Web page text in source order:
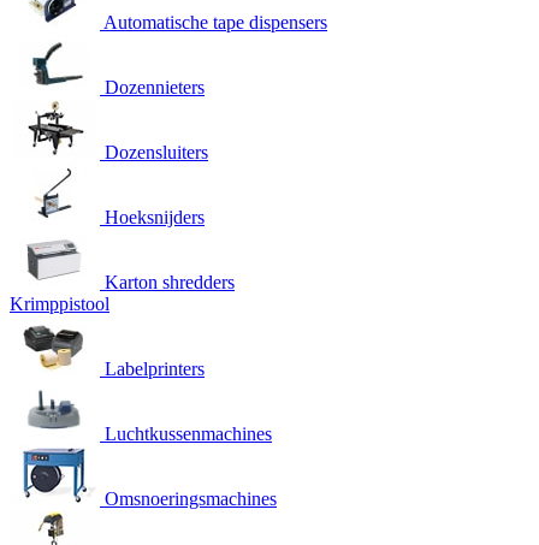
Automatische tape dispensers
Dozennieters
Dozensluiters
Hoeksnijders
Karton shredders
Krimppistool
Labelprinters
Luchtkussenmachines
Omsnoeringsmachines